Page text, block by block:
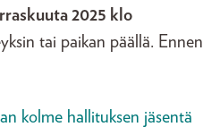
2025 klo
tai paikan päällä. Ennen
kolme hallituksen jäsentä